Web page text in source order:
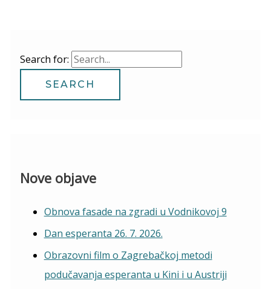
Search for:
Nove objave
Obnova fasade na zgradi u Vodnikovoj 9
Dan esperanta 26. 7. 2026.
Obrazovni film o Zagrebačkoj metodi
podučavanja esperanta u Kini i u Austriji